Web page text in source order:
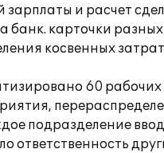
и расчет
банк. карточки
косвенных
60 рабочих
подразделение
ответственность